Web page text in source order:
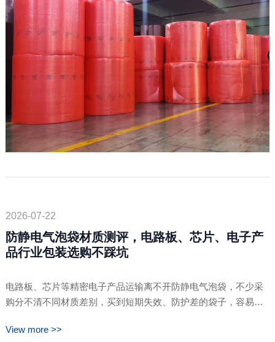
2026-07-22
防静电气泡袋材质测评，电路板、芯片、电子产
品行业包装选购不踩坑
电路板、芯片等精密电子产品运输离不开防静电气泡袋，不少采
购分不清不同材质差别，买到短期失效、防护差的袋子，容易造
分常规导电袋、复合防静电款的实际差异，整理选购实用要点。
View more >>